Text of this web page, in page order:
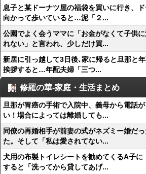
息子と某ドーナツ屋の福袋を買いに行き、
向かって歩いていると…泥「２...
公園でよく会うママに「お金がなくて子供
れない」と言われ、少しだけ買...
新居に引っ越して3日後､家に帰ると旦那と
挨拶すると…年配夫婦「三つ...
修羅の華-家庭・生活まとめ
旦那が胃癌の手術で入院中、義母から電話
い！場合によっては離婚しても...
同僚の再婚相手が前妻の式がネズミー婚だ
た。そして「私は愛されてない...
犬用の布製トイレシートを勧めてくるA子に
すると「洗ってから貸してあげ...